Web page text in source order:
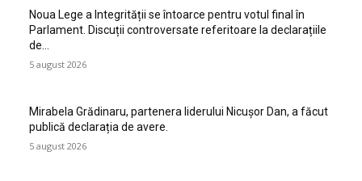
Noua Lege a Integrității se întoarce pentru votul final în
Parlament. Discuții controversate referitoare la declarațiile
de…
5 august 2026
Mirabela Grădinaru, partenera liderului Nicușor Dan, a făcut
publică declarația de avere.
5 august 2026